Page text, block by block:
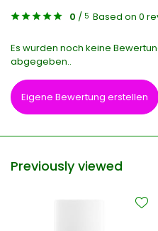
0 / 5 Based on 0
Es wurden noch keine
abgegeben..
Eigene Bewertung erstellen
Previously viewed